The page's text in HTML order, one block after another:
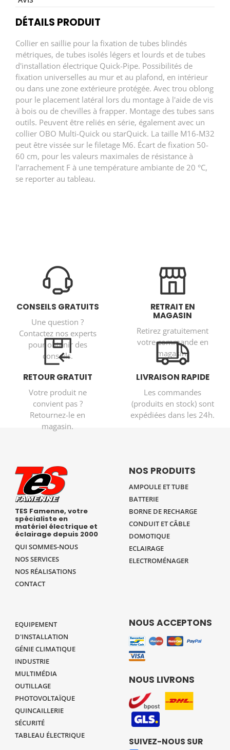
DÉTAILS PRODUIT
Collier en saillie pour la fixation de tubes blindés
métriques, de tubes isolés légers et lourds et de tubes
d'installation électrique Quick-Pipe. Possibilités de
fixation universelles au mur et au plafond, en intérieur
ou dans une zone extérieure protégée. Avec trou oblong
pour le placement latéral lors du montage à l'aide de vis
à bois ou de chevilles à frapper. Montage des tubes sans
outils. Peuvent être reliés en série, également avec un
collier OBO Multi-Quick ou starQuick. La taille M16-M32
peut être vissée sur le filetage M6. Écart de fixation 50-
60 cm, pour les valeurs maximales de résistance à
l'arrachement F à une température ambiante de 20 °C,
se reporter au tableau.
CONSEILS GRATUITS
Une question ?
Contactez nos experts
pour obtenir des
conseils.
RETRAIT EN
MAGASIN
Retirez gratuitement
votre commande en
magasin.
RETOUR GRATUIT
Votre produit ne
convient pas ?
Retournez-le en
magasin.
LIVRAISON RAPIDE
Les commandes
(produits en stock) sont
expédiées dans les 24h.
TES Famenne, votre
spécialiste en
matériel électrique et
éclairage depuis 2000
QUI SOMMES-NOUS
NOS SERVICES
NOS RÉALISATIONS
CONTACT
NOS PRODUITS
AMPOULE ET TUBE
BATTERIE
BORNE DE RECHARGE
CONDUIT ET CÂBLE
DOMOTIQUE
ECLAIRAGE
ELECTROMÉNAGER
EQUIPEMENT
D'INSTALLATION
GÉNIE CLIMATIQUE
INDUSTRIE
MULTIMÉDIA
OUTILLAGE
PHOTOVOLTAÏQUE
QUINCAILLERIE
SÉCURITÉ
TABLEAU ÉLECTRIQUE
NOUS ACCEPTONS
NOUS LIVRONS
SUIVEZ-NOUS SUR